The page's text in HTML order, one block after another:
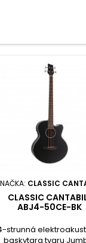
CLASSIC
CLASSIC
ABJ4-50CE-BK
strunná
baskytara tvaru